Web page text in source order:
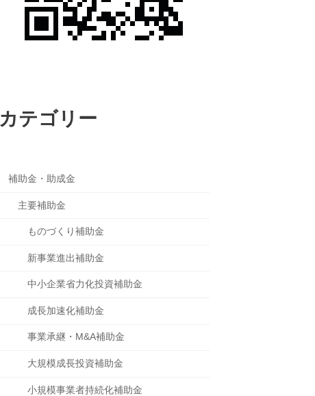
カテゴリー
補助金・助成金
主要補助金
ものづくり補助金
新事業進出補助金
中小企業省力化投資補助金
成長加速化補助金
事業承継・M&A補助金
大規模成長投資補助金
小規模事業者持続化補助金